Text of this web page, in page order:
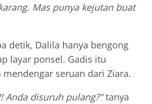
Mas punya kejutan buat
detik, Dalila hanya bengong
layar ponsel. Gadis itu
seruan dari Ziara.
Anda disuruh pulang?"tanya